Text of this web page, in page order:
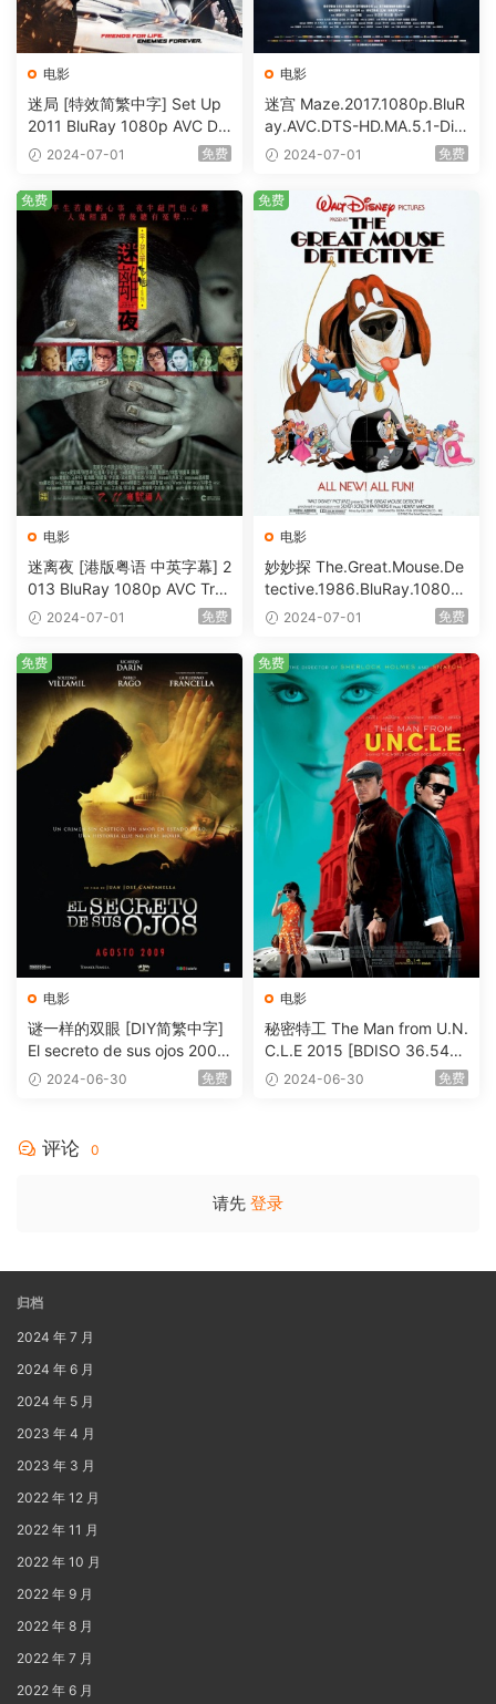
电影
迷局 [特效简繁中字] Set Up
2011 BluRay 1080p AVC DT
S-HD MA5.1-shhaclm@CHD
2024-07-01 免费
电影
迷宫 Maze.2017.1080p.BluR
ay.AVC.DTS-HD.MA.5.1-DiY
@HDHome [BDISO 19.7GB]
2024-07-01 免费
电影
迷离夜 [港版粤语 中英字幕] 2
013 BluRay 1080p AVC Tru
eHD5.1 [BDISO 22.64GB]
2024-07-01 免费
免费
电影
妙妙探 The.Great.Mouse.De
tective.1986.BluRay.1080p.
AVC.DTS-HD.MA.5.1-HDHo
2024-07-01 免费
免费
电影
谜一样的双眼 [DIY简繁中字]
El secreto de sus ojos 2009
1080p Blu-ray AVC DTS-HD
2024-06-30 免费
免费
电影
秘密特工 The Man from U.N.
C.L.E 2015 [BDISO 36.54G
B] 2024-06-30 免费
免费
评论 0
请先 登录
归档
2024 年 7 月
2024 年 6 月
2024 年 5 月
2023 年 4 月
2023 年 3 月
2022 年 12 月
2022 年 11 月
2022 年 10 月
2022 年 9 月
2022 年 8 月
2022 年 7 月
2022 年 6 月